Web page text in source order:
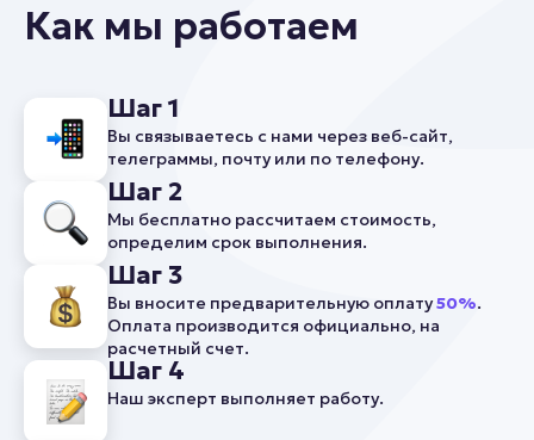
Как мы работаем
Шаг 1
Вы связываетесь с нами через веб-сайт,
телеграммы, почту или по телефону.
Шаг 2
Мы бесплатно рассчитаем стоимость,
определим срок выполнения.
Шаг 3
Вы вносите предварительную оплату50%.
Оплата производится официально, на
расчетный счет.
Шаг 4
Наш эксперт выполняет работу.